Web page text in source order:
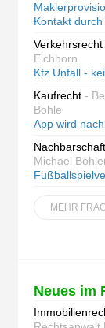
Kontakt
Verkehrsrecht
Eichhorn
Kfz Unfall -
Kaufrecht -
Bohle
App wird
Michael
MEHR
Neues im